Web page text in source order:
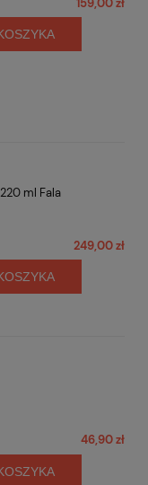
ml Fala
249,00 zł
46,90 zł